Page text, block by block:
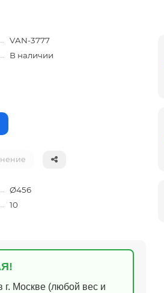
VAN-3777
В наличии
Ø456
10
г. Москве (любой вес и